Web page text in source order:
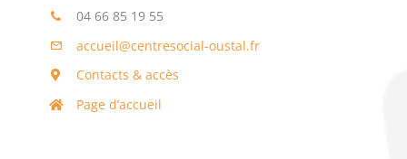
04 66 85 19 55
accueil@centresocial-oustal.fr
Contacts & accès
Page d’accueil